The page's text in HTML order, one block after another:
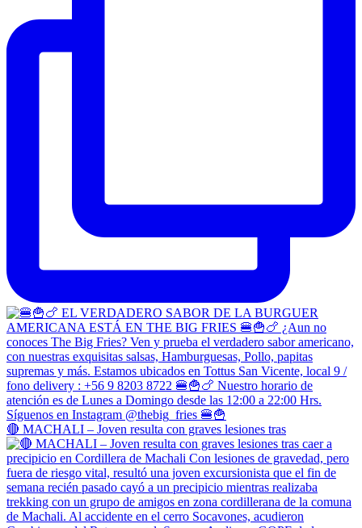
🔴 MACHALI – Joven resulta con graves lesiones tras